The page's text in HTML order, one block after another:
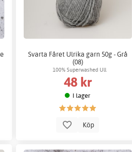
Svarta Fåret Ulrika garn 50g - Grå
(08)
100% Superwashed Ull
48 kr
I lager
Köp